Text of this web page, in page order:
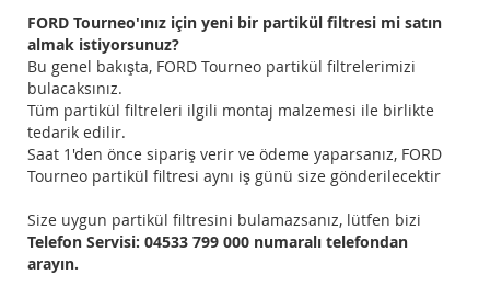
FORD Tourneo'ınız için yeni bir partikül filtresi mi satın
almak istiyorsunuz?
Bu genel bakışta, FORD Tourneo partikül filtrelerimizi
bulacaksınız.
Tüm partikül filtreleri ilgili montaj malzemesi ile birlikte
tedarik edilir.
Saat 1'den önce sipariş verir ve ödeme yaparsanız, FORD
Tourneo partikül filtresi aynı iş günü size gönderilecektir
Size uygun partikül filtresini bulamazsanız, lütfen bizi
Telefon Servisi: 04533 799 000 numaralı telefondan
arayın.